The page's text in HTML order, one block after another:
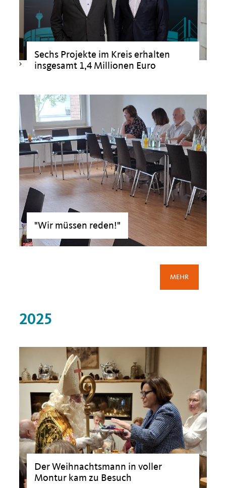
Sechs Projekte im Kreis erhalten
insgesamt 1,4 Millionen Euro
>
"Wir müssen reden!"
MEHR
2025
Der Weihnachtsmann in voller
Montur kam zu Besuch